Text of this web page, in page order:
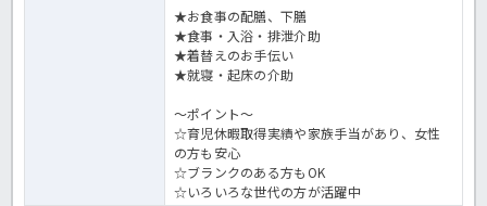
★お食事の配膳、下膳
★食事・入浴・排泄介助
★着替えのお手伝い
★就寝・起床の介助
～ポイント～
☆育児休暇取得実績や家族手当があり、女性
の方も安心
☆ブランクのある方もOK
☆いろいろな世代の方が活躍中